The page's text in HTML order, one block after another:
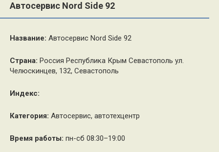
Автосервис Nord Side 92
Название: Автосервис Nord Side 92
Страна: Россия Республика Крым Севастополь ул.
Челюскинцев, 132, Севастополь
Индекс:
Категория: Автосервис, автотехцентр
Время работы: пн-сб 08:30–19:00